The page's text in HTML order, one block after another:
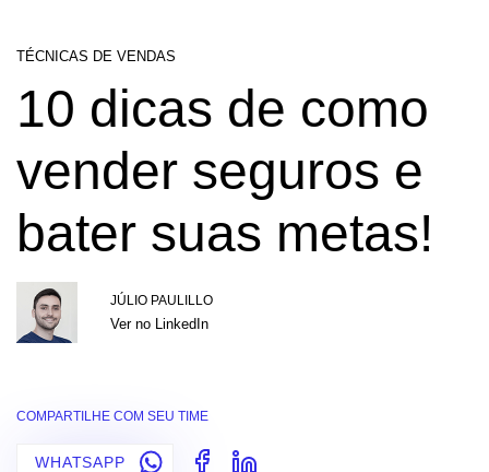
TÉCNICAS DE VENDAS
10 dicas de como
vender seguros e
bater suas metas!
JÚLIO PAULILLO
Ver no LinkedIn
COMPARTILHE COM SEU TIME
WHATSAPP